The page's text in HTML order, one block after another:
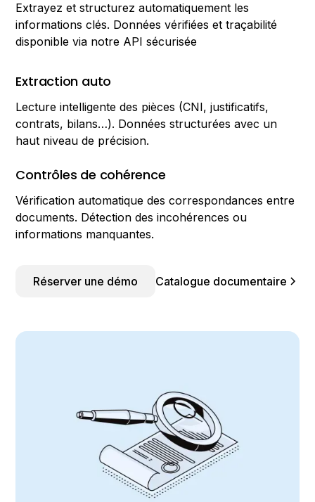
Extrayez et structurez automatiquement les
informations clés. Données vérifiées et traçabilité
disponible via notre API sécurisée
Extraction auto
Lecture intelligente des pièces (CNI, justificatifs,
contrats, bilans…). Données structurées avec un
haut niveau de précision.
Contrôles de cohérence
Vérification automatique des correspondances entre
documents. Détection des incohérences ou
informations manquantes.
Réserver une démo Catalogue documentaire